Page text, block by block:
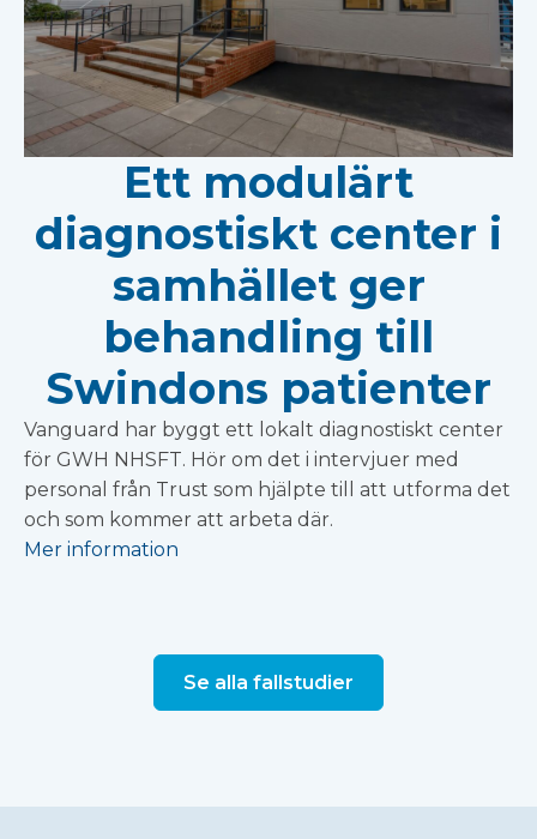
Ett modulärt
diagnostiskt center i
samhället ger
behandling till
Swindons patienter
Vanguard har byggt ett lokalt diagnostiskt center
för GWH NHSFT. Hör om det i intervjuer med
personal från Trust som hjälpte till att utforma det
och som kommer att arbeta där.
Mer information
Se alla fallstudier